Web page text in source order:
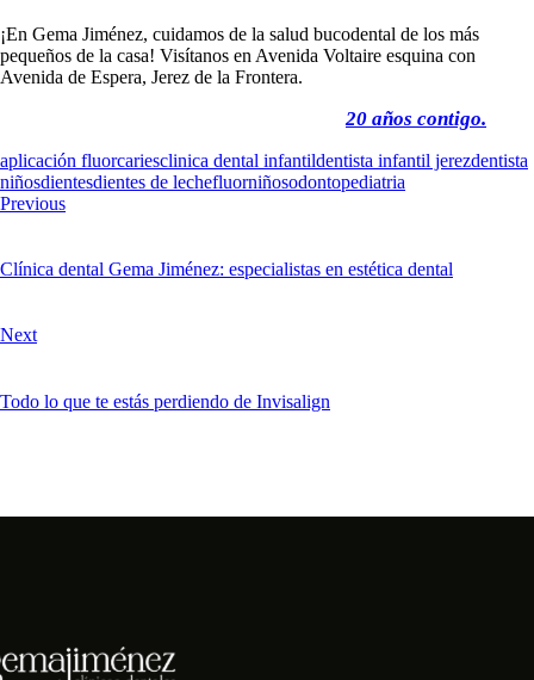
¡En Gema Jiménez, cuidamos de la salud bucodental de los más
pequeños de la casa! Visítanos en Avenida Voltaire esquina con
Avenida de Espera, Jerez de la Frontera.
20 años contigo.
aplicación fluorcariesclinica dental infantildentista infantil jerezdentista
niñosdientesdientes de lechefluorniñosodontopediatria
Previous
Clínica dental Gema Jiménez: especialistas en estética dental
Next
Todo lo que te estás perdiendo de Invisalign